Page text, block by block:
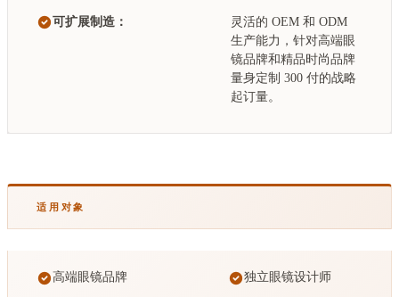
可扩展制造：
灵活的 OEM 和 ODM
生产能力，针对高端眼
镜品牌和精品时尚品牌
量身定制 300 付的战略
起订量。
适用对象
高端眼镜品牌 独立眼镜设计师